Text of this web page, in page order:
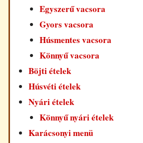
Egyszerű vacsora
Gyors vacsora
Húsmentes vacsora
Könnyű vacsora
Böjti ételek
Húsvéti ételek
Nyári ételek
Könnyű nyári ételek
Karácsonyi menü